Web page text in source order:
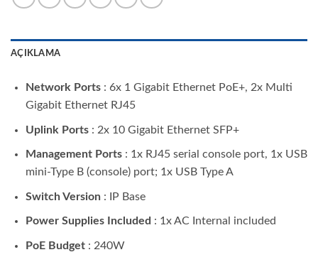
AÇIKLAMA
Network Ports : 6x 1 Gigabit Ethernet PoE+, 2x Multi
Gigabit Ethernet RJ45
Uplink Ports : 2x 10 Gigabit Ethernet SFP+
Management Ports : 1x RJ45 serial console port, 1x USB
mini-Type B (console) port; 1x USB Type A
Switch Version : IP Base
Power Supplies Included : 1x AC Internal included
PoE Budget : 240W